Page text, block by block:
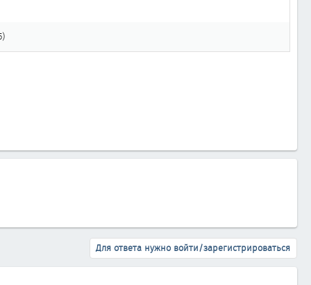
Для ответа нужно войти/зарегистрироваться